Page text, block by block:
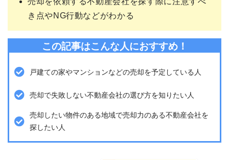
き点やNG行動などがわかる
この記事はこんな人におすすめ！
戸建ての家やマンションなどの売却を予定している人
売却で失敗しない不動産会社の選び方を知りたい人
売却したい物件のある地域で売却力のある不動産会社を
探したい人